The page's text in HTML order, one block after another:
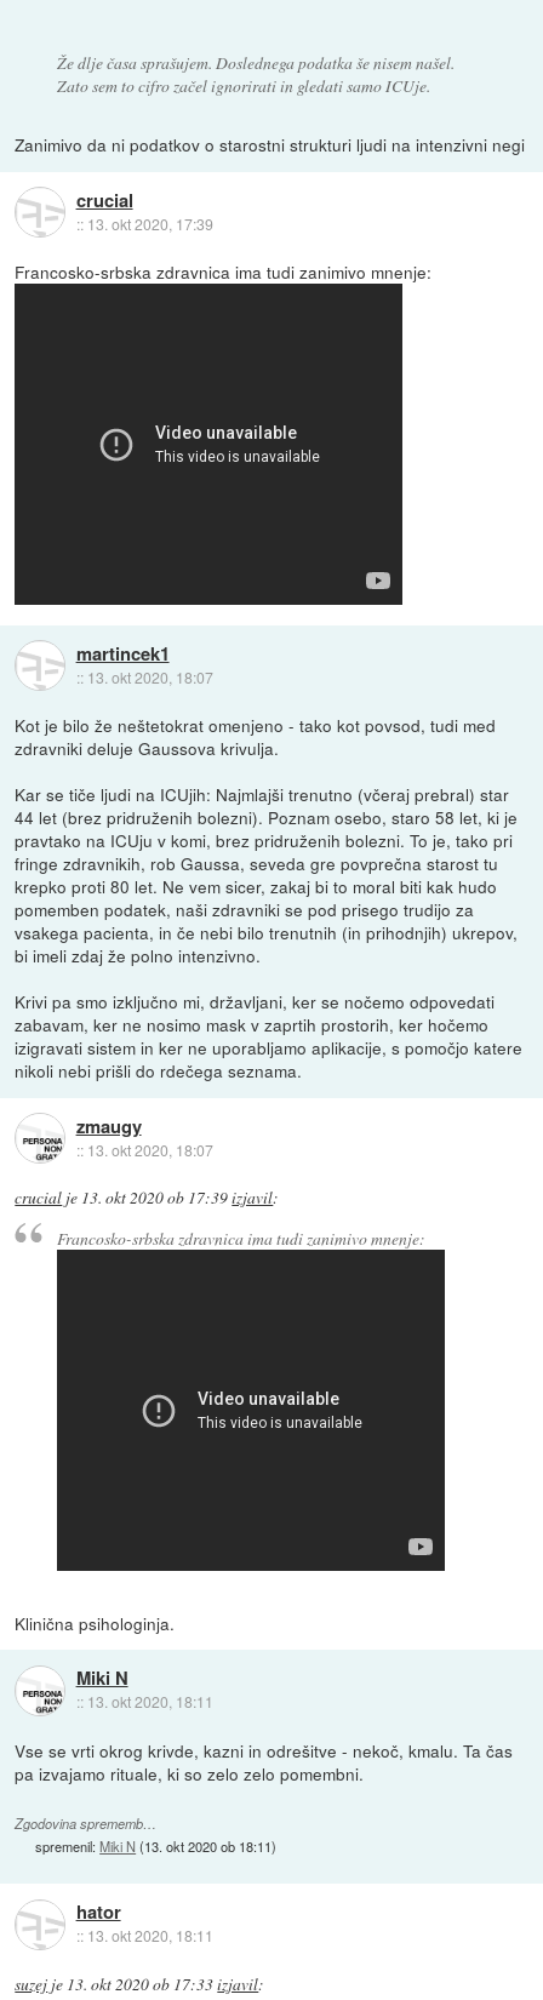
Že dlje časa sprašujem. Doslednega podatka še nisem našel.
Zato sem to cifro začel ignorirati in gledati samo ICUje.
Zanimivo da ni podatkov o starostni strukturi ljudi na intenzivni negi
crucial
:: 13. okt 2020, 17:39
Francosko-srbska zdravnica ima tudi zanimivo mnenje:
martincek1
:: 13. okt 2020, 18:07
Kot je bilo že neštetokrat omenjeno - tako kot povsod, tudi med
zdravniki deluje Gaussova krivulja.
Kar se tiče ljudi na ICUjih: Najmlajši trenutno (včeraj prebral) star
44 let (brez pridruženih bolezni). Poznam osebo, staro 58 let, ki je
pravtako na ICUju v komi, brez pridruženih bolezni. To je, tako pri
fringe zdravnikih, rob Gaussa, seveda gre povprečna starost tu
krepko proti 80 let. Ne vem sicer, zakaj bi to moral biti kak hudo
pomemben podatek, naši zdravniki se pod prisego trudijo za
vsakega pacienta, in če nebi bilo trenutnih (in prihodnjih) ukrepov,
bi imeli zdaj že polno intenzivno.
Krivi pa smo izključno mi, državljani, ker se nočemo odpovedati
zabavam, ker ne nosimo mask v zaprtih prostorih, ker hočemo
izigravati sistem in ker ne uporabljamo aplikacije, s pomočjo katere
nikoli nebi prišli do rdečega seznama.
zmaugy
:: 13. okt 2020, 18:07
crucial je 13. okt 2020 ob 17:39izjavil:
Francosko-srbska zdravnica ima tudi zanimivo mnenje:
Klinična psihologinja.
Miki N
:: 13. okt 2020, 18:11
Vse se vrti okrog krivde, kazni in odrešitve - nekoč, kmalu. Ta čas
pa izvajamo rituale, ki so zelo zelo pomembni.
Zgodovina sprememb…
spremenil:Miki N (13. okt 2020 ob 18:11)
hator
:: 13. okt 2020, 18:11
suzej je 13. okt 2020 ob 17:33izjavil: